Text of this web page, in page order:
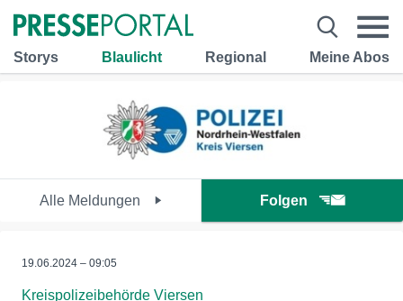
Storys Blaulicht Regional Meine Abos
Alle Meldungen Folgen
19.06.2024 – 09:05
Kreispolizeibehörde Viersen